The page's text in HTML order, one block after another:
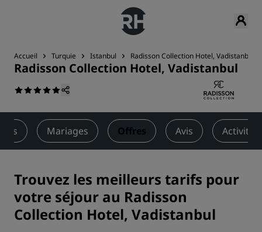
Accueil Turquie Istanbul Radisson Collection Hotel, Vadistanbul
Radisson Collection Hotel, Vadistanbul
Mariages Offres Avis
Trouvez les meilleurs tarifs pour
votre séjour au Radisson
Collection Hotel, Vadistanbul